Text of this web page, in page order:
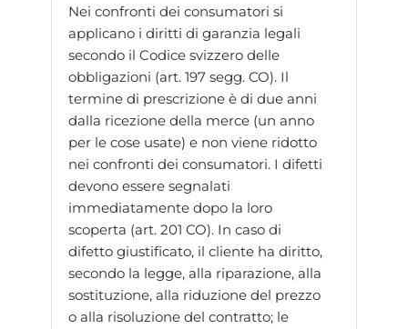
Nei confronti dei consumatori si
applicano i diritti di garanzia legali
secondo il Codice svizzero delle
obbligazioni (art. 197 segg. CO). Il
termine di prescrizione è di due anni
dalla ricezione della merce (un anno
per le cose usate) e non viene ridotto
nei confronti dei consumatori. I difetti
devono essere segnalati
immediatamente dopo la loro
scoperta (art. 201 CO). In caso di
difetto giustificato, il cliente ha diritto,
secondo la legge, alla riparazione, alla
sostituzione, alla riduzione del prezzo
o alla risoluzione del contratto; le